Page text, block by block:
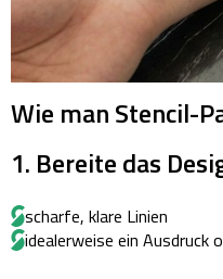
Wie man Stencil-
1. Bereite das
scharfe, klare Linien
idealerweise ein Ausdruck